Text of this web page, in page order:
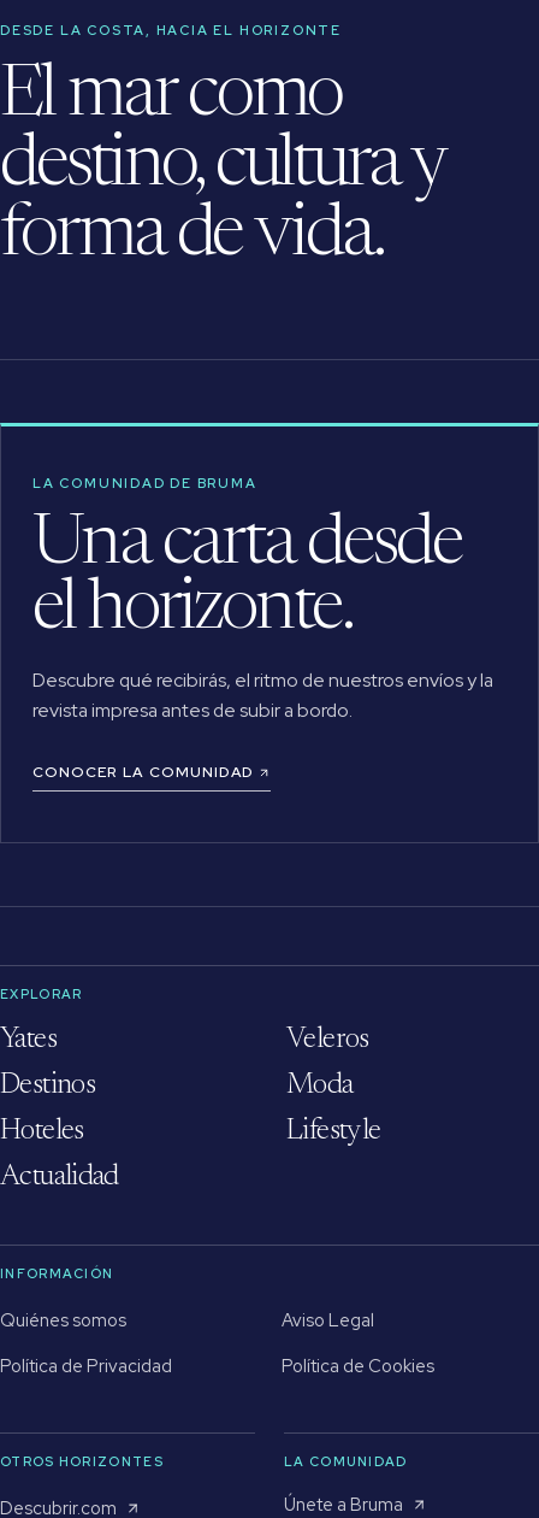
DESDE LA COSTA, HACIA EL HORIZONTE
El mar como
destino, cultura y
forma de vida.
LA COMUNIDAD DE BRUMA
Una carta desde
el horizonte.
Descubre qué recibirás, el ritmo de nuestros envíos y la
revista impresa antes de subir a bordo.
CONOCER LA COMUNIDAD
EXPLORAR
Yates
Veleros
Destinos
Moda
Hoteles
Lifestyle
Actualidad
INFORMACIÓN
Quiénes somos
Aviso Legal
Política de Privacidad
Política de Cookies
OTROS HORIZONTES
Descubrir.com
LA COMUNIDAD
Únete a Bruma